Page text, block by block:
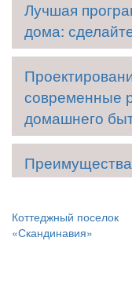
Лучшая
дома:
современные
домашнего
жить вдали от
Частный дом:
Коттеджный поселок
«Скандинавия»